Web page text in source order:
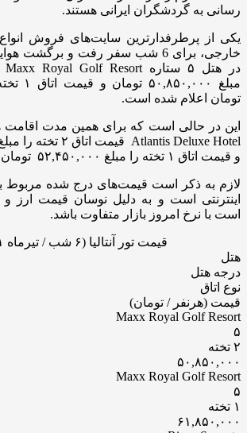
رسانی به گردشگران ایرانی هستند.
یکی از پرطرفدارترین سایت‌های فروش
خارجی، برای 6 شب سفر رفت و برگشت
تومان اعلام شده است.
و قیمت اتاق ۱ تخته را مبلغ ۵۲,۴۵۰,۰۰۰ تومان تعیین کرده است.
لازم به ذکر است قیمت‌های درج شده
اینترنتی است و به دلیل نوسان قیمت‌ ارز
است با نرخ امروز بازار متفاوت باشد.
قیمت تور آنتالیا (۶ شب / تیرماه ۱۴۰۱)
هتل
درجه هتل
نوع اتاق
قیمت (هرنفر / تومان)
Maxx Royal Golf Resort
۵
۲ تخته
۵۰,۸۵۰,۰۰۰
Maxx Royal Golf Resort
۵
۱ تخته
۶۱,۸۵۰,۰۰۰